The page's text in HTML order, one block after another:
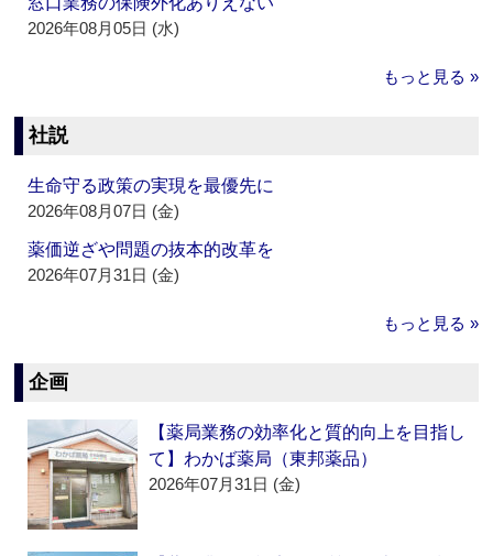
2026年08月05日 (水)
もっと見る »
社説
生命守る政策の実現を最優先に
2026年08月07日 (金)
薬価逆ざや問題の抜本的改革を
2026年07月31日 (金)
もっと見る »
企画
【薬局業務の効率化と質的向上を目指し
て】わかば薬局（東邦薬品）
2026年07月31日 (金)